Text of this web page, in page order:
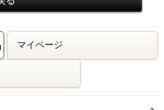
マイページ